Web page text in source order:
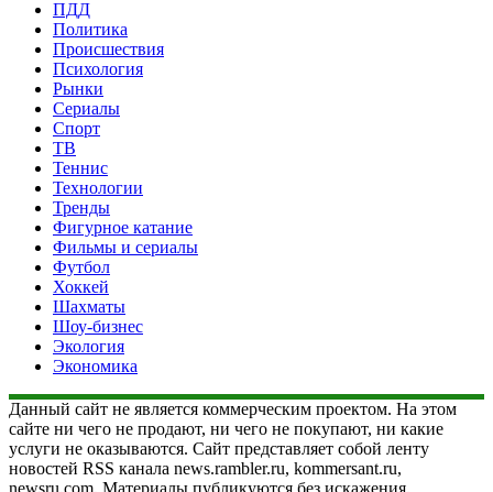
ПДД
Политика
Происшествия
Психология
Рынки
Сериалы
Спорт
ТВ
Теннис
Технологии
Тренды
Фигурное катание
Фильмы и сериалы
Футбол
Хоккей
Шахматы
Шоу-бизнес
Экология
Экономика
Данный сайт не является коммерческим проектом. На этом
сайте ни чего не продают, ни чего не покупают, ни какие
услуги не оказываются. Сайт представляет собой ленту
новостей RSS канала news.rambler.ru, kommersant.ru,
newsru.com. Материалы публикуются без искажения,